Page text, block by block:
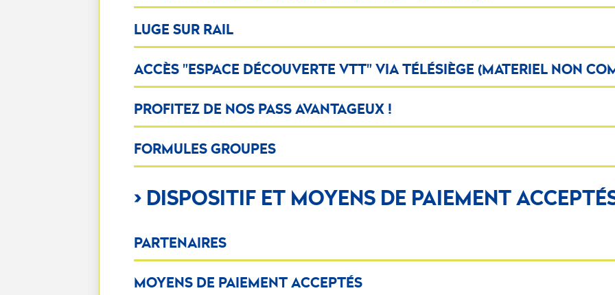
LUGE SUR RAIL
ACCÈS "ESPACE DÉCOUVERTE VTT" VIA TÉLÉSIÈGE (MATERIEL NON
PROFITEZ DE NOS PASS AVANTAGEUX !
FORMULES GROUPES
> DISPOSITIF ET MOYENS DE PAIEMENT
PARTENAIRES
MOYENS DE PAIEMENT ACCEPTÉS